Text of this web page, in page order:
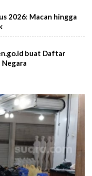
2026: Macan hingga
buat Daftar
Negara